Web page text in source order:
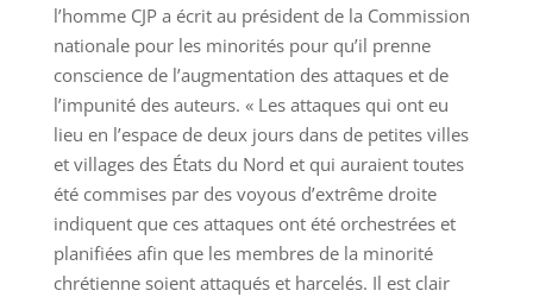
l’homme CJP a écrit au président de la Commission
nationale pour les minorités pour qu’il prenne
conscience de l’augmentation des attaques et de
l’impunité des auteurs. « Les attaques qui ont eu
lieu en l’espace de deux jours dans de petites villes
et villages des États du Nord et qui auraient toutes
été commises par des voyous d’extrême droite
indiquent que ces attaques ont été orchestrées et
planifiées afin que les membres de la minorité
chrétienne soient attaqués et harcelés. Il est clair